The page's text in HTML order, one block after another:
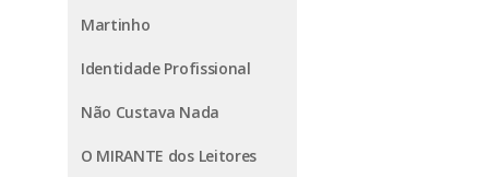
Martinho
Identidade Profissional
Não Custava Nada
O MIRANTE dos Leitores